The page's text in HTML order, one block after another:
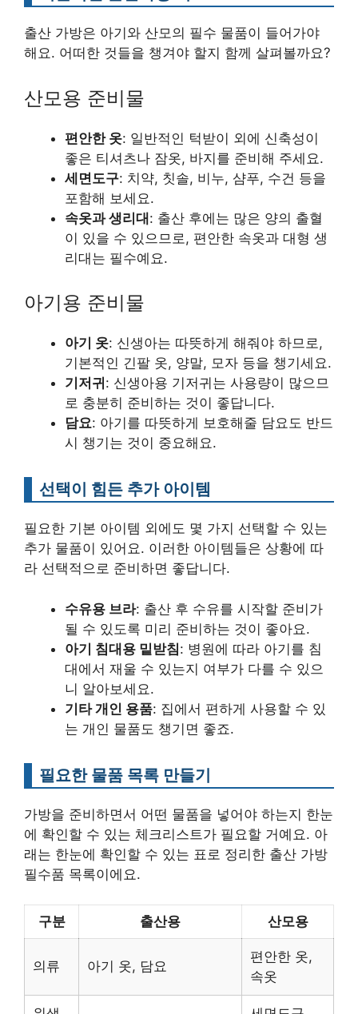
출산 가방은 아기와 산모의 필수 물품이 들어가야
해요. 어떠한 것들을 챙겨야 할지 함께 살펴볼까요?
산모용 준비물
편안한 옷: 일반적인 턱받이 외에 신축성이
좋은 티셔츠나 잠옷, 바지를 준비해 주세요.
세면도구: 치약, 칫솔, 비누, 샴푸, 수건 등을
포함해 보세요.
속옷과 생리대: 출산 후에는 많은 양의 출혈
이 있을 수 있으므로, 편안한 속옷과 대형 생
리대는 필수예요.
아기용 준비물
아기 옷: 신생아는 따뜻하게 해줘야 하므로,
기본적인 긴팔 옷, 양말, 모자 등을 챙기세요.
기저귀 : 신생아용 기저귀는 사용량이 많으므
로 충분히 준비하는 것이 좋답니다.
담요: 아기를 따뜻하게 보호해줄 담요도 반드
시 챙기는 것이 중요해요.
선택이 힘든 추가 아이템
필요한 기본 아이템 외에도 몇 가지 선택할 수 있는
추가 물품이 있어요. 이러한 아이템들은 상황에 따
라 선택적으로 준비하면 좋답니다.
수유용 브라: 출산 후 수유를 시작할 준비가
될 수 있도록 미리 준비하는 것이 좋아요.
아기 침대용 밑받침: 병원에 따라 아기를 침
대에서 재울 수 있는지 여부가 다를 수 있으
니 알아보세요.
기타 개인 용품: 집에서 편하게 사용할 수 있
는 개인 물품도 챙기면 좋죠.
필요한 물품 목록 만들기
가방을 준비하면서 어떤 물품을 넣어야 하는지 한눈
에 확인할 수 있는 체크리스트가 필요할 거예요. 아
래는 한눈에 확인할 수 있는 표로 정리한 출산 가방
필수품 목록이에요.
구분 출산용 산모용
의류 아기 옷, 담요
편안한 옷,
속옷